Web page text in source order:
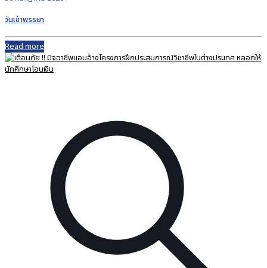
วันเข้าพรรษา
Read more